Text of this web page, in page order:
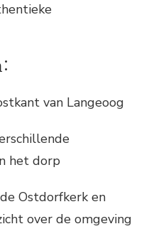
van Langeoog
het dorp
Ostdorfkerk en
over de omgeving